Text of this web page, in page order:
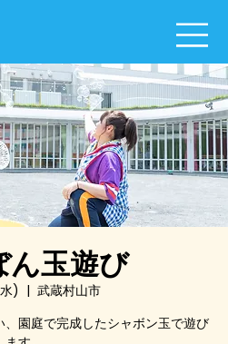
ん玉遊び
)
  |
武蔵村山市
園庭で完成したシャボン玉で遊び